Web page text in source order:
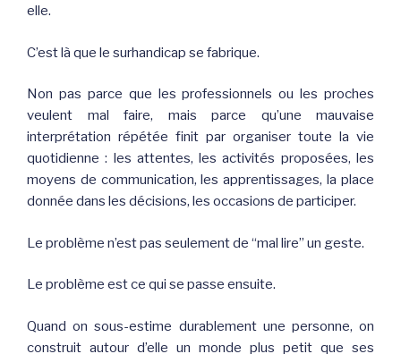
elle.
C’est là que le surhandicap se fabrique.
Non pas parce que les professionnels ou les proches
veulent mal faire, mais parce qu’une mauvaise
interprétation répétée finit par organiser toute la vie
quotidienne : les attentes, les activités proposées, les
moyens de communication, les apprentissages, la place
donnée dans les décisions, les occasions de participer.
Le problème n’est pas seulement de “mal lire” un geste.
Le problème est ce qui se passe ensuite.
Quand on sous-estime durablement une personne, on
construit autour d’elle un monde plus petit que ses